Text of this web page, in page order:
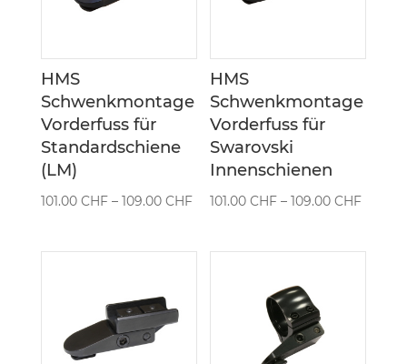
HMS
Schwenkmontage
Vorderfuss für
Standardschiene
(LM)
101.00 CHF – 109.00 CHFPreisspanne:
bis
HMS
Schwenkmontage
Vorderfuss für
Swarovski
Innenschienen
101.00CHF –109.00CHF
bis